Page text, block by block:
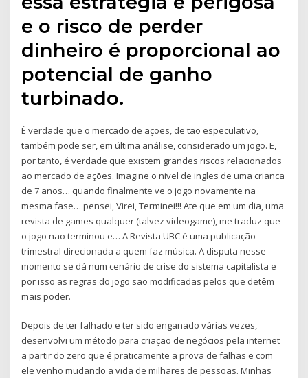
e o risco de perder
dinheiro é proporcional ao
potencial de ganho
turbinado.
É verdade que o mercado de ações, de tão especulativo,
também pode ser, em última análise, considerado um jogo. E,
por tanto, é verdade que existem grandes riscos relacionados
ao mercado de ações. Imagine o nivel de ingles de uma crianca
de 7 anos… quando finalmente ve o jogo novamente na
mesma fase… pensei, Virei, Terminei!!! Ate que em um dia, uma
revista de games qualquer (talvez videogame), me traduz que
o jogo nao terminou e… A Revista UBC é uma publicação
trimestral direcionada a quem faz música. A disputa nesse
momento se dá num cenário de crise do sistema capitalista e
por isso as regras do jogo são modificadas pelos que detêm
mais poder.
Depois de ter falhado e ter sido enganado várias vezes,
desenvolvi um método para criação de negócios pela internet
a partir do zero que é praticamente a prova de falhas e com
ele venho mudando a vida de milhares de pessoas. Minhas